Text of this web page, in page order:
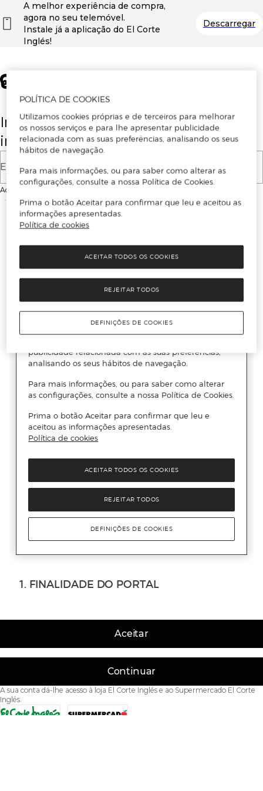
Insira o seu email para se registar ou
iniciar sessão.
E-mail
Ao continuar, aceitas as
Aceitar
Continuar
A sua conta dá-lhe acesso à loja El Corte Inglés e ao Supermercado El Corte
Inglés.
A melhor experiência de compra,
agora no seu telemóvel.
Instale já a aplicação do El Corte
Inglés!
Descarregar
POLÍTICA DE COOKIES
Utilizamos cookies próprias e de terceiros para melhorar
os nossos serviços e para lhe apresentar publicidade
relacionada com as suas preferências, analisando os seus
hábitos de navegação.
Para mais informações, ou para saber como alterar as
configurações, consulte a nossa Política de Cookies.
Prima o botão Aceitar para confirmar que leu e aceitou as
informações apresentadas.
Política de cookies
REJEITAR TODOS
ACEITAR TODOS OS COOKIES
DEFINIÇÕES DE COOKIES